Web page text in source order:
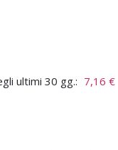
ultimi 30 gg.: 7,16 €